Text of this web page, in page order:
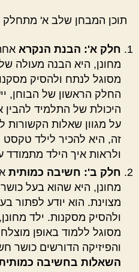
תוכן המבחן שלב א' מתחלק בדרך
חלק א': הבנת הנקרא
מחונן, היא הבנה מעולה
מסוגל לנתח ולהסיק
החלק הראשון של הבוחן,
היכולת של התלמיד
על מגוון שאלות
זה, היא להכיר לילד
ולראות איך הילד
חלק ב': חשיבה כמותית
מחונן, היא שהוא בעל
מצוינת. הוא יודע לפתור
ולהסיק מסקנות. ילד
מסוגל ללמוד באופן
והפיזיקה הדורשים כושר
השאלות בחשיבה